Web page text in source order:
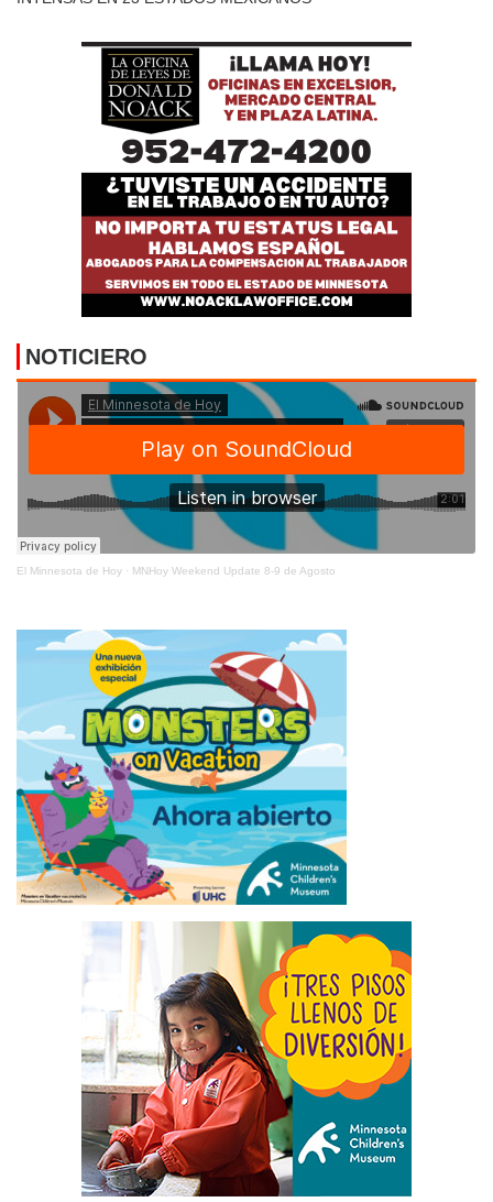
NOTICIERO
El Minnesota de Hoy · MNHoy Weekend Update 8-9 de Agosto